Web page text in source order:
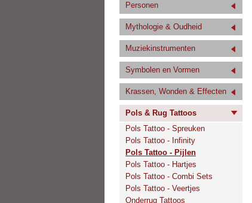
Personen
Mythologie & Oudheid
Muziekinstrumenten
Symbolen en Vormen
Krassen, Wonden & Effecten
Pols & Rug Tattoos
Pols Tattoo - Spreuken
Pols Tattoo - Infinity
Pols Tattoo - Pijlen
Pols Tattoo - Hartjes
Pols Tattoo - Combi Sets
Pols Tattoo - Veertjes
Onderrug Tattoos